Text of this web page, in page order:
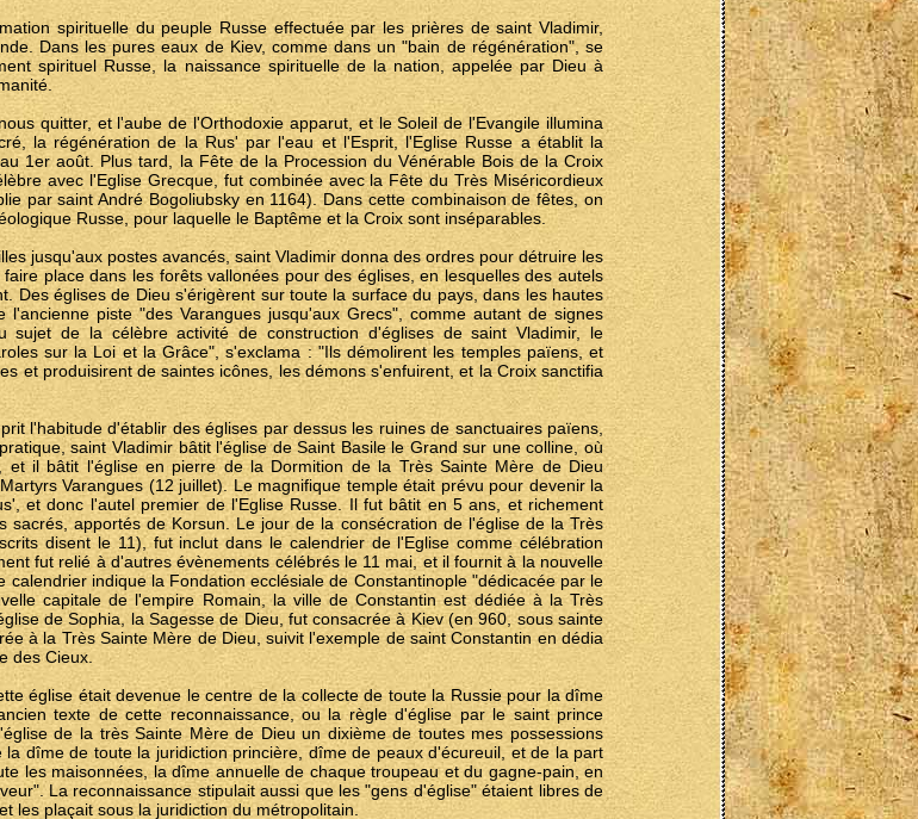
spirituelle du peuple Russe effectuée par les prières de saint Vladimir,
Dans les pures eaux de Kiev, comme dans un "bain de régénération", se
spirituel Russe, la naissance spirituelle de la nation, appelée par Dieu à
quitter, et l'aube de l'Orthodoxie apparut, et le Soleil de l'Evangile illumina
la régénération de la Rus' par l'eau et l'Esprit, l'Eglise Russe a établit la
1er août. Plus tard, la Fête de la Procession du Vénérable Bois de la Croix
avec l'Eglise Grecque, fut combinée avec la Fête du Très Miséricordieux
par saint André Bogoliubsky en 1164). Dans cette combinaison de fêtes, on
Russe, pour laquelle le Baptême et la Croix sont inséparables.
jusqu'aux postes avancés, saint Vladimir donna des ordres pour détruire les
place dans les forêts vallonées pour des églises, en lesquelles des autels
Des églises de Dieu s'érigèrent sur toute la surface du pays, dans les hautes
piste "des Varangues jusqu'aux Grecs", comme autant de signes
sujet de la célèbre activité de construction d'églises de saint Vladimir, le
sur la Loi et la Grâce", s'exclama : "Ils démolirent les temples païens, et
et produisirent de saintes icônes, les démons s'enfuirent, et la Croix sanctifia
l'habitude d'établir des églises par dessus les ruines de sanctuaires païens,
saint Vladimir bâtit l'église de Saint Basile le Grand sur une colline, où
et il bâtit l'église en pierre de la Dormition de la Très Sainte Mère de Dieu
Varangues (12 juillet). Le magnifique temple était prévu pour devenir la
et donc l'autel premier de l'Eglise Russe. Il fut bâtit en 5 ans, et richement
sacrés, apportés de Korsun. Le jour de la consécration de l'église de la Très
disent le 11), fut inclut dans le calendrier de l'Eglise comme célébration
fut relié à d'autres évènements célébrés le 11 mai, et il fournit à la nouvelle
calendrier indique la Fondation ecclésiale de Constantinople "dédicacée par le
capitale de l'empire Romain, la ville de Constantin est dédiée à la Très
de Sophia, la Sagesse de Dieu, fut consacrée à Kiev (en 960, sous sainte
à la Très Sainte Mère de Dieu, suivit l'exemple de saint Constantin en dédia
des Cieux.
église était devenue le centre de la collecte de toute la Russie pour la dîme
texte de cette reconnaissance, ou la règle d'église par le saint prince
de la très Sainte Mère de Dieu un dixième de toutes mes possessions
dîme de toute la juridiction princière, dîme de peaux d'écureuil, et de la part
les maisonnées, la dîme annuelle de chaque troupeau et du gagne-pain, en
La reconnaissance stipulait aussi que les "gens d'église" étaient libres de
les plaçait sous la juridiction du métropolitain.